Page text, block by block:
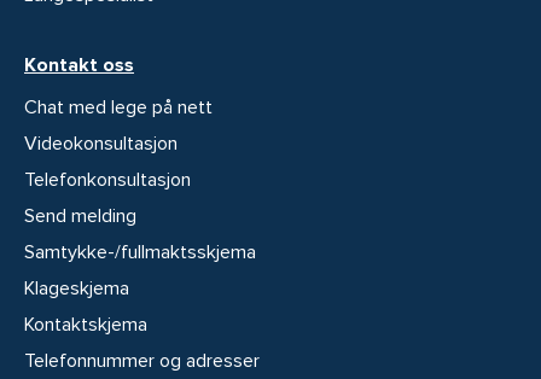
Kontakt oss
Chat med lege på nett
Videokonsultasjon
Telefonkonsultasjon
Send melding
Samtykke-/fullmaktsskjema
Klageskjema
Kontaktskjema
Telefonnummer og adresser